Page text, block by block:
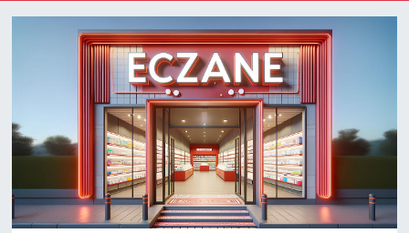
Son Dakika Haberleri
Haber Arşivi